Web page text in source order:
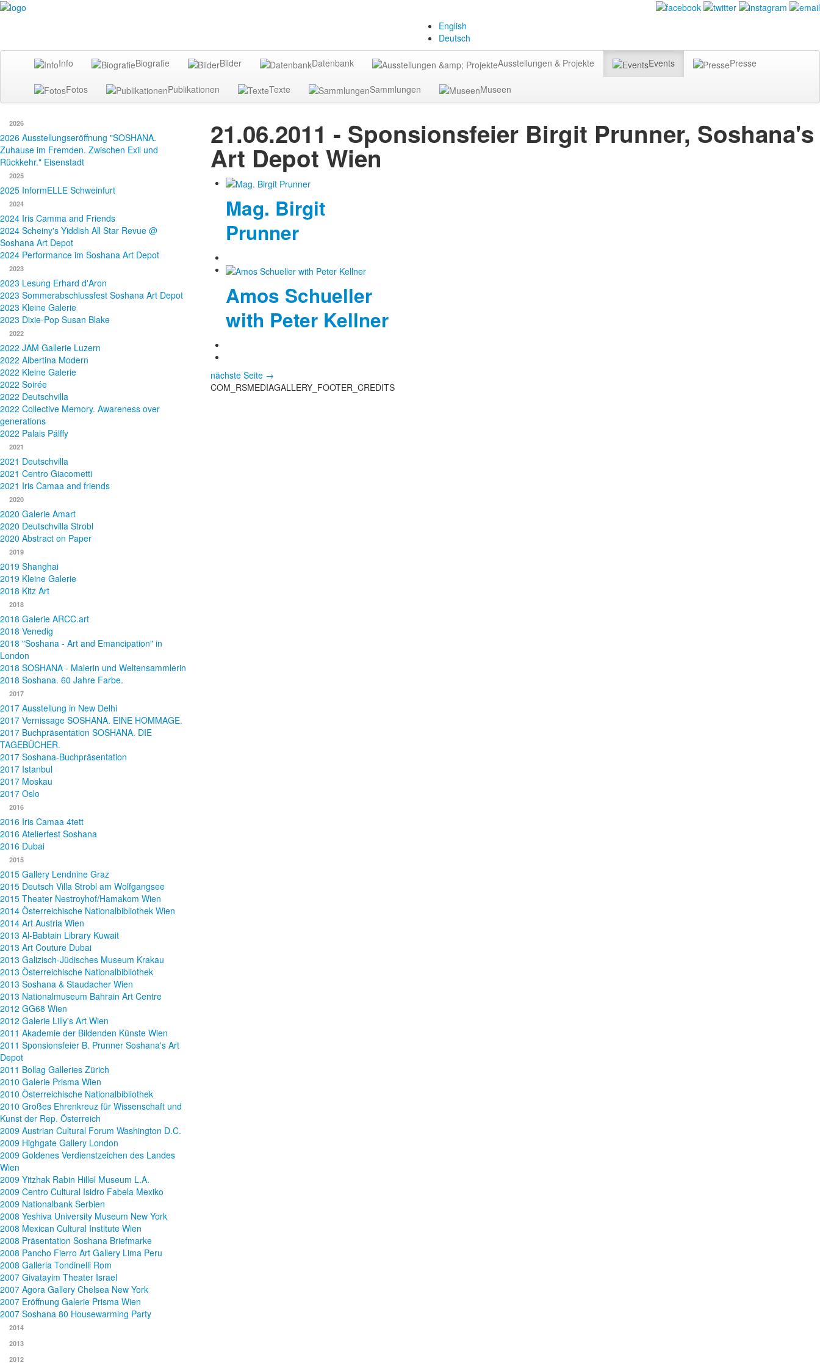
English
Deutsch
Info Biografie Bilder Datenbank Ausstellungen & Projekte Events Presse
Fotos Publikationen Texte Sammlungen Museen
2026
2026 Ausstellungseröffnung "SOSHANA.
Zuhause im Fremden. Zwischen Exil und
Rückkehr." Eisenstadt
2025
2025 InformELLE Schweinfurt
2024
2024 Iris Camma and Friends
2024 Scheiny's Yiddish All Star Revue @
Soshana Art Depot
2024 Performance im Soshana Art Depot
2023
2023 Lesung Erhard d'Aron
2023 Sommerabschlussfest Soshana Art Depot
2023 Kleine Galerie
2023 Dixie-Pop Susan Blake
2022
2022 JAM Gallerie Luzern
2022 Albertina Modern
2022 Kleine Galerie
2022 Soirée
2022 Deutschvilla
2022 Collective Memory. Awareness over
generations
2022 Palais Pálffy
2021
2021 Deutschvilla
2021 Centro Giacometti
2021 Iris Camaa and friends
2020
2020 Galerie Amart
2020 Deutschvilla Strobl
2020 Abstract on Paper
2019
2019 Shanghai
2019 Kleine Galerie
2018 Kitz Art
2018
2018 Galerie ARCC.art
2018 Venedig
2018 "Soshana - Art and Emancipation" in
London
2018 SOSHANA - Malerin und Weltensammlerin
2018 Soshana. 60 Jahre Farbe.
2017
2017 Ausstellung in New Delhi
2017 Vernissage SOSHANA. EINE HOMMAGE.
2017 Buchpräsentation SOSHANA. DIE
TAGEBÜCHER.
2017 Soshana-Buchpräsentation
2017 Istanbul
2017 Moskau
2017 Oslo
2016
2016 Iris Camaa 4tett
2016 Atelierfest Soshana
2016 Dubai
2015
2015 Gallery Lendnine Graz
2015 Deutsch Villa Strobl am Wolfgangsee
2015 Theater Nestroyhof/Hamakom Wien
2014 Österreichische Nationalbibliothek Wien
2014 Art Austria Wien
2013 Al-Babtain Library Kuwait
2013 Art Couture Dubai
2013 Galizisch-Jüdisches Museum Krakau
2013 Österreichische Nationalbibliothek
2013 Soshana & Staudacher Wien
2013 Nationalmuseum Bahrain Art Centre
2012 GG68 Wien
2012 Galerie Lilly's Art Wien
2011 Akademie der Bildenden Künste Wien
2011 Sponsionsfeier B. Prunner Soshana's Art
Depot
2011 Bollag Galleries Zürich
2010 Galerie Prisma Wien
2010 Österreichische Nationalbibliothek
2010 Großes Ehrenkreuz für Wissenschaft und
Kunst der Rep. Österreich
2009 Austrian Cultural Forum Washington D.C.
2009 Highgate Gallery London
2009 Goldenes Verdienstzeichen des Landes
Wien
2009 Yitzhak Rabin Hillel Museum L.A.
2009 Centro Cultural Isidro Fabela Mexiko
2009 Nationalbank Serbien
2008 Yeshiva University Museum New York
2008 Mexican Cultural Institute Wien
2008 Präsentation Soshana Briefmarke
2008 Pancho Fierro Art Gallery Lima Peru
2008 Galleria Tondinelli Rom
2007 Givatayim Theater Israel
2007 Agora Gallery Chelsea New York
2007 Eröffnung Galerie Prisma Wien
2007 Soshana 80 Housewarming Party
2014
2013
2012
21.06.2011 - Sponsionsfeier Birgit Prunner, Soshana's
Art Depot Wien
Mag. Birgit
Prunner
Amos Schueller
with Peter Kellner
nächste Seite →
COM_RSMEDIAGALLERY_FOOTER_CREDITS